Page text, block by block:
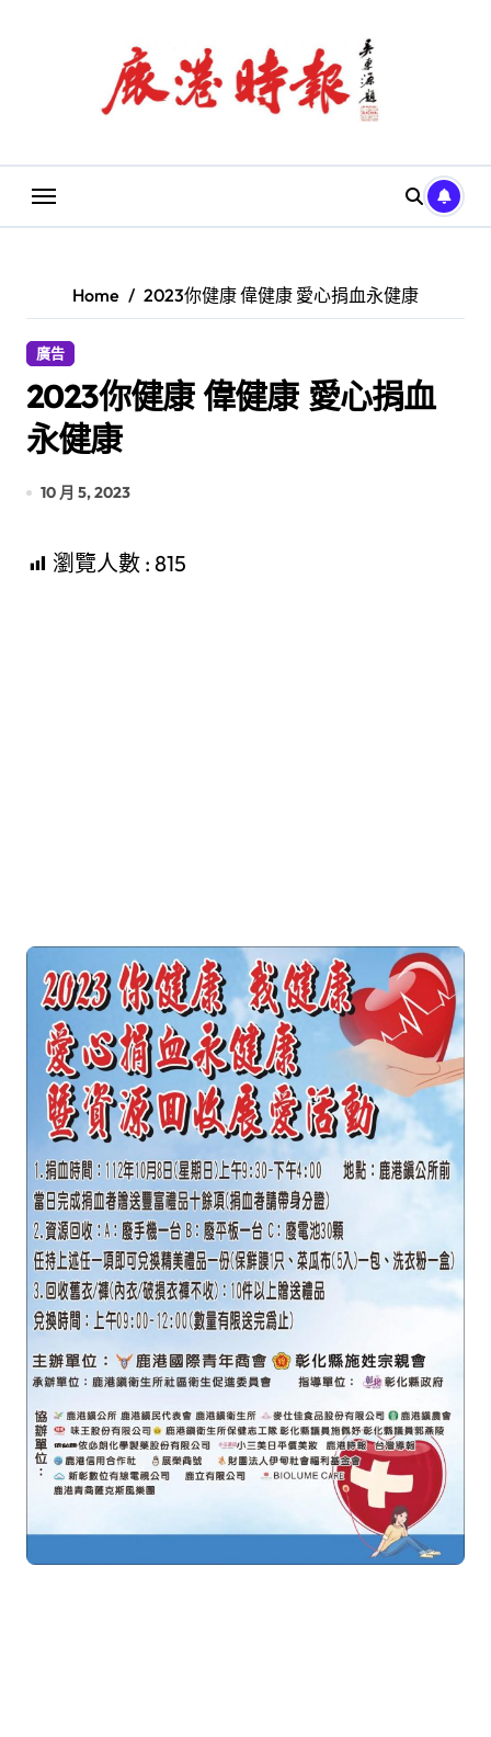
Home 2023你健康 偉健康 愛心捐血永健康
廣告
2023你健康 偉健康 愛心捐血
永健康
10 月 5, 2023
瀏覽人數 : 815